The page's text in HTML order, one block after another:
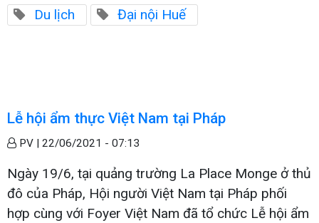
Du lịch Đại nội Huế
Lễ hội ẩm thực Việt Nam tại Pháp
PV | 22/06/2021 - 07:13
Ngày 19/6, tại quảng trường La Place Monge ở thủ
đô của Pháp, Hội người Việt Nam tại Pháp phối
hợp cùng với Foyer Việt Nam đã tổ chức Lễ hội ẩm